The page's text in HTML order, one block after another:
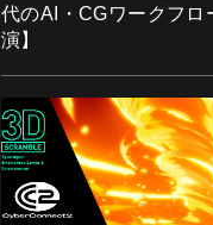
代のAI・CGワークフロ
演】